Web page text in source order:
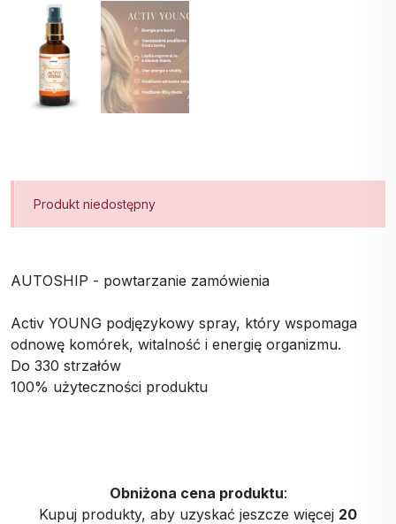
Produkt niedostępny
AUTOSHIP - powtarzanie zamówienia
Activ YOUNG podjęzykowy spray, który wspomaga
odnowę komórek, witalność i energię organizmu.
Do 330 strzałów
100% użyteczności produktu
Obniżona cena produktu:
Kupuj produkty, aby uzyskać jeszcze więcej 20